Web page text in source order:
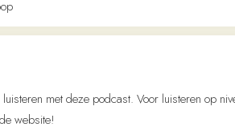
je op fd.nl